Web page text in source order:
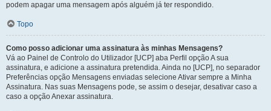
podem apagar uma mensagem após alguém já ter respondido.
Topo
Como posso adicionar uma assinatura às minhas Mensagens?
Vá ao Painel de Controlo do Utilizador [UCP] aba Perfil opção A sua
assinatura, e adicione a assinatura pretendida. Ainda no [UCP], no separador
Preferências opção Mensagens enviadas selecione Ativar sempre a Minha
Assinatura. Nas suas Mensagens pode, se assim o desejar, desativar caso a
caso a opção Anexar assinatura.